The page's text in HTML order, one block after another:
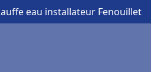
eau installateur Fenouillet